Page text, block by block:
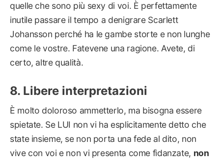
quelle che sono più sexy di voi. È perfettamente
inutile passare il tempo a denigrare Scarlett
Johansson perché ha le gambe storte e non lunghe
come le vostre. Fatevene una ragione. Avete, di
certo, altre qualità.
Libere interpretazioni
È molto doloroso ammetterlo, ma bisogna essere
spietate. Se LUI non vi ha esplicitamente detto che
state insieme, se non porta una fede al dito, non
vive con voi e non vi presenta come fidanzate, non